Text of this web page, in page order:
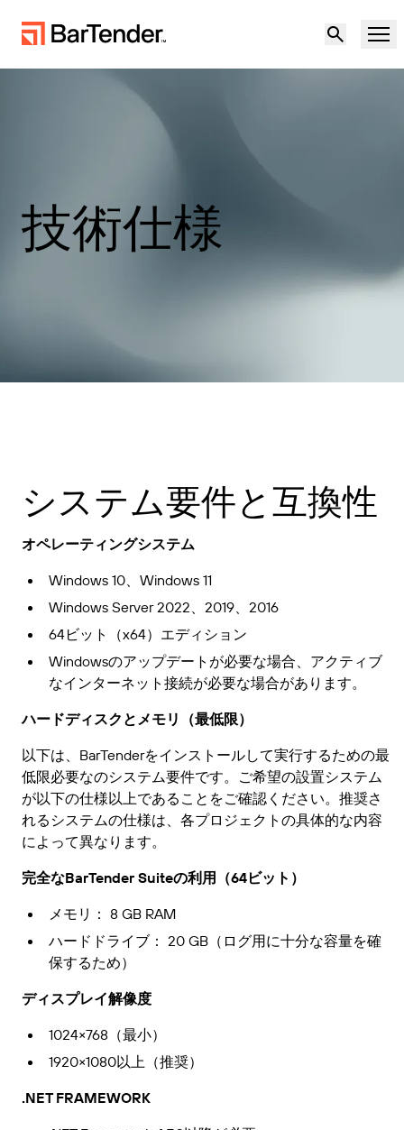
クラウドラベリング
機能
印刷
規格
インテグレーション
価格
無償試用版
無償試用版ガイド
製品登録
ソリューションの概要
製造
輸送および物流
航空宇宙産業
化学
食品および飲料
医療機器
製薬
規格
GS1
Amazon Transparency
RFID
リソース
不確実な環境下での回復力：サプライチェー
サポートプラン
プロフェッショナルサービス
学ぶ
導入事例
ブログ
リソースライブラリ
ウェビナー
バーコードガイド
バーコードジェネレータ
ライフサイクルスケジュール
会社概要
採用情報
パートナー
クトリから見積もりやサービスを依頼することがで
きます。
パートナーポータル
すでにBarTenderパートナーのお客様は、パートナ
ーポータルへのログイン方法をご覧ください。
す。
現在サポートされているすべてのBarTender製品に
関するテクニカルアシスタンスのサポートリクエス
サポートプラン
ビジネスニーズに適切なレベルのサポートを受けら
れます。
無償試用版
営業担当に問い合
カスタマーポータル
BarTender Cloud
技術仕様
システム要件と互換性
オペレーティングシステム
Windows 10、Windows 11
Windows Server 2022、2019、2016
64ビット（x64）エディション
Windowsのアップデートが必要な場合、アクティブ
なインターネット接続が必要な場合があります。
ハードディスクとメモリ（最低限）
以下は、BarTenderをインストールして実行するための最
低限必要なのシステム要件です。ご希望の設置システム
が以下の仕様以上であることをご確認ください。推奨さ
れるシステムの仕様は、各プロジェクトの具体的な内容
によって異なります。
完全なBarTender Suiteの利用（64ビット）
メモリ： 8 GB RAM
ハードドライブ： 20 GB（ログ用に十分な容量を確
保するため）
ディスプレイ解像度
1024×768（最小）
1920×1080以上（推奨）
.NET FRAMEWORK